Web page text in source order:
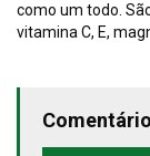
como um todo.
vitamina C, E,